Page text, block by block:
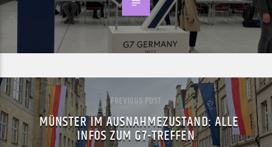
PREVIOUS POST
MÜNSTER IM AUSNAHMEZUSTAND: ALLE
INFOS ZUM G7-TREFFEN